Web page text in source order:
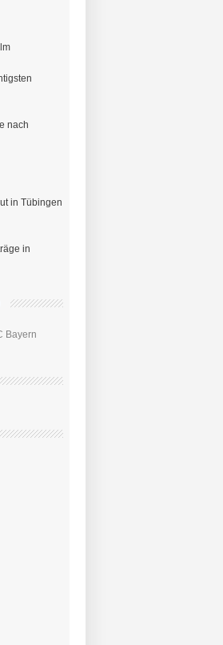
nach
in Tübingen
in
Bayern